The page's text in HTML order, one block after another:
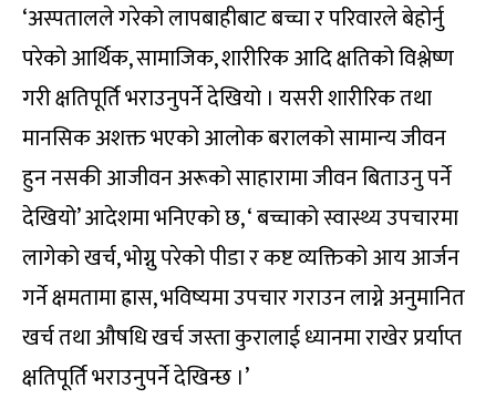
‘अस्पतालले गरेको लापबाहीबाट बच्चा र परिवारले बेहोर्नु
परेको आर्थिक, सामाजिक, शारीरिक आदि क्षतिको विश्लेष्ण
गरी क्षतिपूर्ति भराउनुपर्ने देखियो । यसरी शारीरिक तथा
मानसिक अशक्त भएको आलोक बरालको सामान्य जीवन
हुन नसकी आजीवन अरूको साहारामा जीवन बिताउनु पर्ने
देखियो’ आदेशमा भनिएको छ, ‘ बच्चाको स्वास्थ्य उपचारमा
लागेको खर्च, भोग्नु परेको पीडा र कष्ट व्यक्तिको आय आर्जन
गर्ने क्षमतामा ह्रास, भविष्यमा उपचार गराउन लाग्ने अनुमानित
खर्च तथा औषधि खर्च जस्ता कुरालाई ध्यानमा राखेर प्रर्याप्त
क्षतिपूर्ति भराउनुपर्ने देखिन्छ ।’